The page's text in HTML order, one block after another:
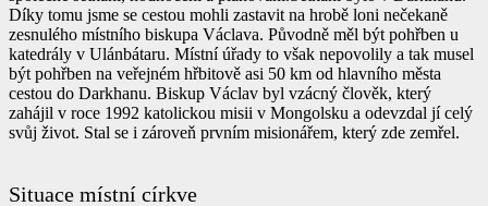
Díky tomu jsme se cestou mohli zastavit na hrobě loni nečekaně
zesnulého místního biskupa Václava. Původně měl být pohřben u
katedrály v Ulánbátaru. Místní úřady to však nepovolily a tak musel
být pohřben na veřejném hřbitově asi 50 km od hlavního města
cestou do Darkhanu. Biskup Václav byl vzácný člověk, který
zahájil v roce 1992 katolickou misii v Mongolsku a odevzdal jí celý
svůj život. Stal se i zároveň prvním misionářem, který zde zemřel.
Situace místní církve